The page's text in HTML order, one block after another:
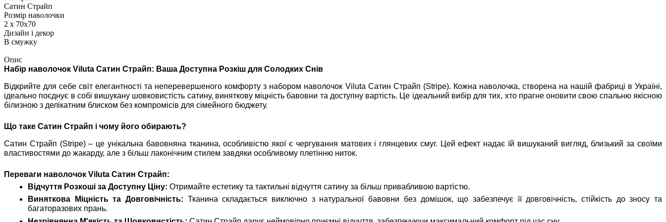
Сатин Страйп
Розмір наволочки
2 х 70х70
Дизайн і декор
В смужку
Опис
Набір наволочок Viluta Сатин Страйп: Ваша Доступна Розкіш для Солодких Снів
Відкрийте для себе світ елегантності та неперевершеного комфорту з набором наволочок Viluta Сатин Страйп (Stripe). Кожна наволочка, створена на нашій фабриці в Україні,
ідеально поєднує в собі вишукану шовковистість сатину, виняткову міцність бавовни та доступну вартість. Це ідеальний вибір для тих, хто прагне оновити свою спальню якісною
білизною з делікатним блиском без компромісів для сімейного бюджету.
Що таке Сатин Страйп і чому його обирають?
Сатин Страйп (Stripe) – це унікальна бавовняна тканина, особливістю якої є чергування матових і глянцевих смуг. Цей ефект надає їй вишуканий вигляд, близький за своїми
властивостями до жакарду, але з більш лаконічним стилем завдяки особливому плетінню ниток.
Переваги наволочок Viluta Сатин Страйп:
Відчуття Розкоші за Доступну Ціну: Отримайте естетику та тактильні відчуття сатину за більш привабливою вартістю.
Виняткова Міцність та Довговічність: Тканина складається виключно з натуральної бавовни без домішок, що забезпечує її довговічність, стійкість до зносу та
багаторазових прань.